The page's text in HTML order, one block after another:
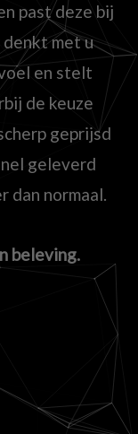
past deze bij
met u
en stelt
de keuze
geprijsd
geleverd
dan normaal.
beleving.